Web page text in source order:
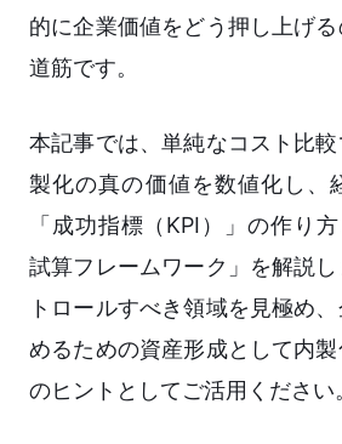
的に企業価値をどう押し上げ
道筋です。
本記事では、単純なコスト比
製化の真の価値を数値化し、
「成功指標（KPI）」の作り
試算フレームワーク」を解説
トロールすべき領域を見極め
めるための資産形成として内
のヒントとしてご活用ください